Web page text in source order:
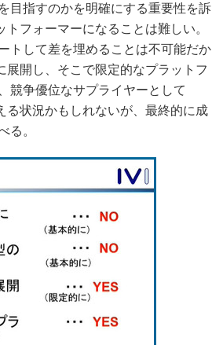
目指すのかを明確にする重要性を訴
フォーマーになることは難しい。
トして差を埋めることは不可能だか
開し、そこで限定的なプラットフ
競争優位なサプライヤーとして
る状況かもしれないが、最終的に成
る。